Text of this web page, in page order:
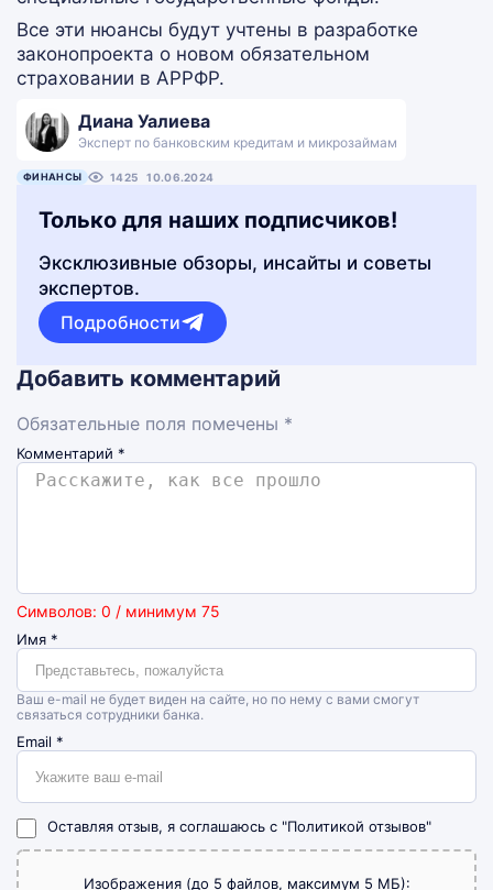
Все эти нюансы будут учтены в разработке
законопроекта о новом обязательном
страховании в АРРФР.
Диана Уалиева
Эксперт по банковским кредитам и микрозаймам
ФИНАНСЫ 1425 10.06.2024
Только для наших подписчиков!
Эксклюзивные обзоры, инсайты и советы
экспертов.
Подробности
Добавить комментарий
Обязательные поля помечены *
Комментарий *
Символов: 0 / минимум 75
Имя *
Ваш e-mail не будет виден на сайте, но по нему с вами смогут
связаться сотрудники банка.
Email *
Оставляя отзыв, я соглашаюсь с "Политикой отзывов"
Изображения (до 5 файлов, максимум 5 МБ):